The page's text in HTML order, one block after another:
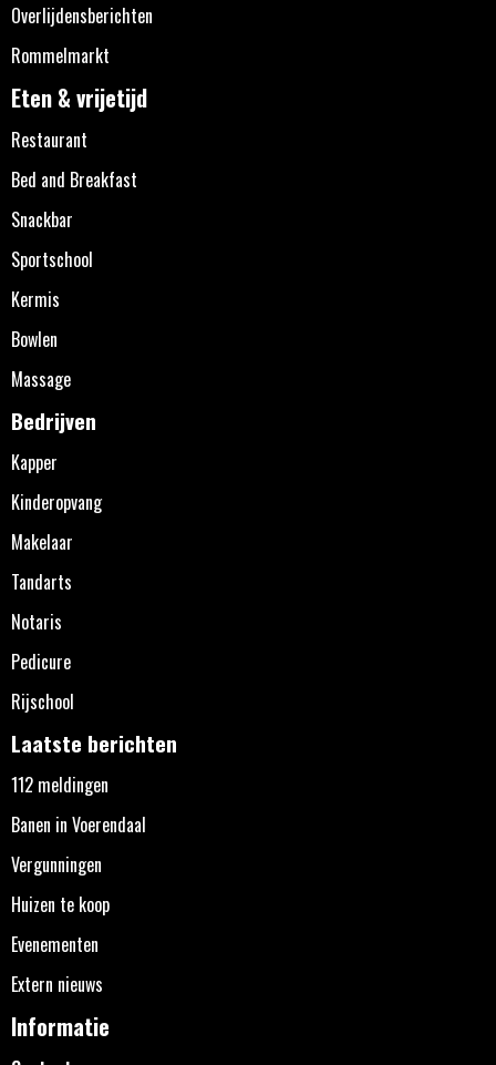
Overlijdensberichten
Rommelmarkt
Eten & vrijetijd
Restaurant
Bed and Breakfast
Snackbar
Sportschool
Kermis
Bowlen
Massage
Bedrijven
Kapper
Kinderopvang
Makelaar
Tandarts
Notaris
Pedicure
Rijschool
Laatste berichten
112 meldingen
Banen in Voerendaal
Vergunningen
Huizen te koop
Evenementen
Extern nieuws
Informatie